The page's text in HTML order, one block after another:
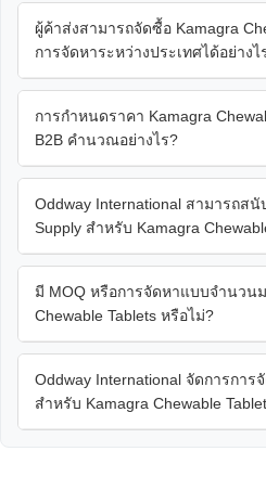
ผู้ค้าส่งสามารถจัดซื้อ Kamagra
การจัดหาระหว่างประเทศได้อย่างไ
การกำหนดราคา Kamagra
B2B คำนวณอย่างไร?
Oddway International สามารถส
Supply สำหรับ Kamagra
มี MOQ หรือการจัดหาแบบจำนวน
Chewable Tablets หรือไม่?
Oddway International จัดการการ
สำหรับ Kamagra Chewable